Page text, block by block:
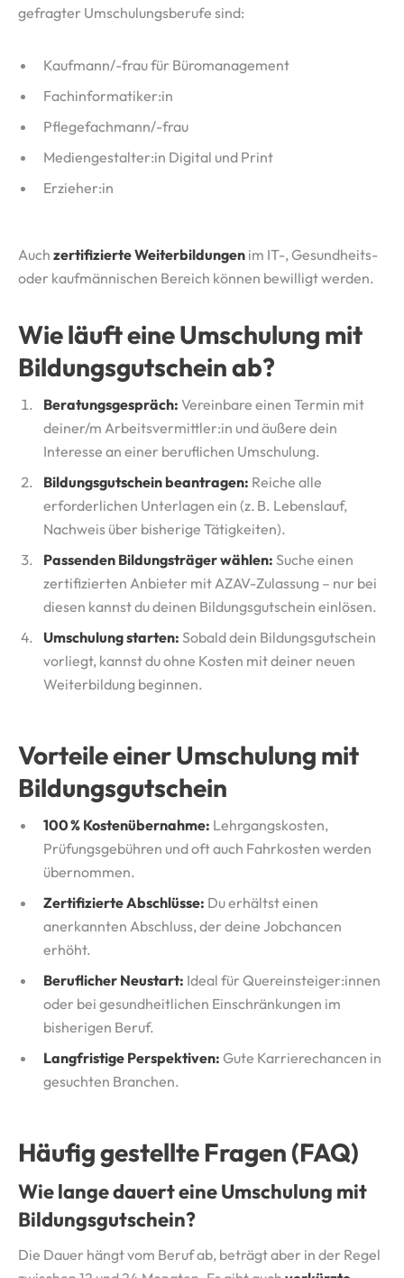
gefragter Umschulungsberufe sind:
Kaufmann/-frau für Büromanagement
Fachinformatiker:in
Pflegefachmann/-frau
Mediengestalter:in Digital und Print
Erzieher:in
Auch zertifizierte Weiterbildungen im IT-, Gesundheits-
oder kaufmännischen Bereich können bewilligt werden.
Wie läuft eine Umschulung mit
Bildungsgutschein ab?
Beratungsgespräch: Vereinbare einen Termin mit
deiner/m Arbeitsvermittler:in und äußere dein
Interesse an einer beruflichen Umschulung.
Bildungsgutschein beantragen: Reiche alle
erforderlichen Unterlagen ein (z. B. Lebenslauf,
Nachweis über bisherige Tätigkeiten).
Passenden Bildungsträger wählen: Suche einen
zertifizierten Anbieter mit AZAV-Zulassung – nur bei
diesen kannst du deinen Bildungsgutschein einlösen.
Umschulung starten: Sobald dein Bildungsgutschein
vorliegt, kannst du ohne Kosten mit deiner neuen
Weiterbildung beginnen.
Vorteile einer Umschulung mit
Bildungsgutschein
100 % Kostenübernahme: Lehrgangskosten,
Prüfungsgebühren und oft auch Fahrkosten werden
übernommen.
Zertifizierte Abschlüsse: Du erhältst einen
anerkannten Abschluss, der deine Jobchancen
erhöht.
Beruflicher Neustart: Ideal für Quereinsteiger:innen
oder bei gesundheitlichen Einschränkungen im
bisherigen Beruf.
Langfristige Perspektiven: Gute Karrierechancen in
gesuchten Branchen.
Häufig gestellte Fragen (FAQ)
Wie lange dauert eine Umschulung mit
Bildungsgutschein?
Die Dauer hängt vom Beruf ab, beträgt aber in der Regel